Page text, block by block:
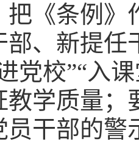
把《条例》
部、新提任
党校”“入
教学质量；
员干部的